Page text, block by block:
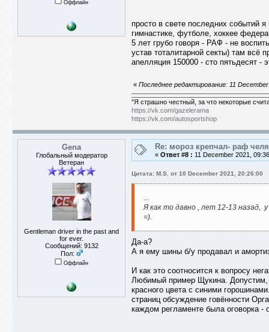
Оффлайн
просто в свете последних событий
гимнастике, футболе, хоккее
5 лет грубо говоря - РАФ - не
устав тоталитарной секты) там всё
апелляция 150000 - сто пятьдесят -
« Последнее редактирование: 11
"Я страшно честный, за что некоторые
https://vk.com/gazelerama
https://vk.com/autosportshop
Gena
Глобальный модератор
Ветеран
Gentleman driver in the past and
for ever.
Сообщений: 9132
Пол:
Оффлайн
Re: мороз крепчал- раф
« Ответ #8 : 11 December 2021,
Цитата: M.S. от 10 December 2021, 20:26:00
...
Я как то давно , лет 12-13 назад,
=).
Да-а?
А я ему шины б/у продавал и
И как это соотносится к вопросу
Любимый пример Щукина. Допустим,
красного цвета с синими
страниц обсуждение говённости
каждом регламенте была оговорка -